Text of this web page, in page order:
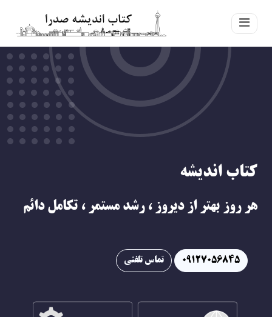
كتاب انديشه
هر روز بهتر از ديروز ، رشد مستمر ، تكامل دائم
09127056845 تماس تلفنی